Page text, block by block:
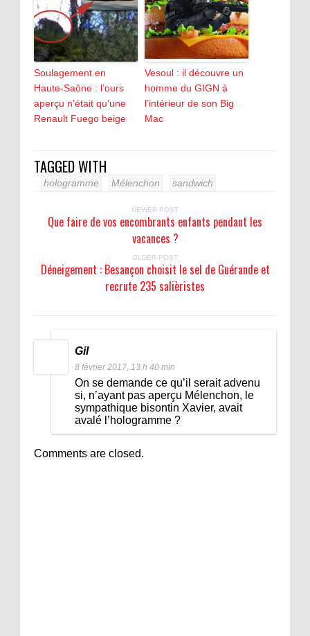
Soulagement en
Haute-Saône : l’ours
aperçu n’était qu’une
Renault Fuego beige
Vesoul : il découvre un
homme du GIGN à
l’intérieur de son Big
Mac
TAGGED WITH
hologramme Mélenchon sandwich
NEWER POST
Que faire de vos encombrants enfants pendant les
vacances ?
OLDER POST
Déneigement : Besançon choisit le sel de Guérande et
recrute 235 salièristes
Gil
8 février 2017, 13 h 40 min
On se demande ce qu’il serait advenu
si, n’ayant pas aperçu Mélenchon, le
sympathique bisontin Xavier, avait
avalé l’hologramme ?
Comments are closed.